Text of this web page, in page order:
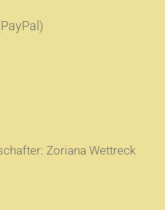
Zoriana Wettreck